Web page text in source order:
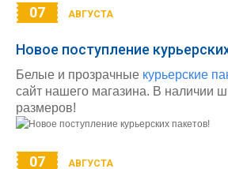
07 АВГУСТА
Новое поступление
Белые и прозрачные курьерские
сайт нашего магазина. В наличии
размеров!
07 АВГУСТА